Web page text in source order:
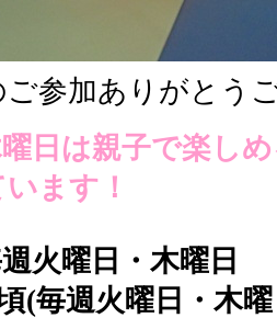
参加ありがとう
日は親子で楽し
ます！
火曜日・木曜日
(毎週火曜日・木